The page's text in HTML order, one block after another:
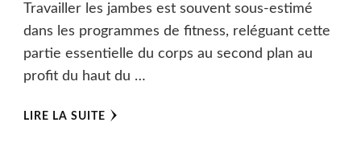
Travailler les jambes est souvent sous-estimé
dans les programmes de fitness, reléguant cette
partie essentielle du corps au second plan au
profit du haut du …
LIRE LA SUITE